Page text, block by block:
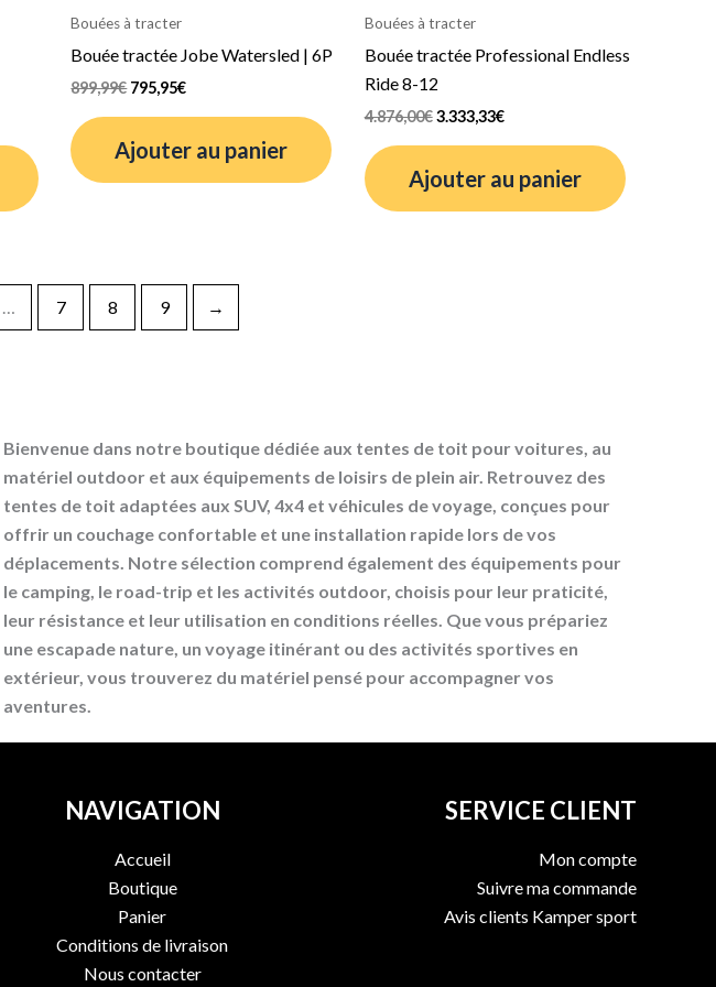
Bouées à tracter
Bouée tractée Jobe Watersled | 6P
899,99€
899,99€.
795,95€
Ajouter au panier
Bouées à tracter
Bouée tractée Professional Endless
Ride 8-12
4.876,00€
4.876,00€.
3.333,33€
Ajouter au panier
… 7 8 9 →
Bienvenue dans notre boutique dédiée aux tentes de toit pour voitures, au
matériel outdoor et aux équipements de loisirs de plein air. Retrouvez des
tentes de toit adaptées aux SUV, 4x4 et véhicules de voyage, conçues pour
offrir un couchage confortable et une installation rapide lors de vos
déplacements. Notre sélection comprend également des équipements pour
le camping, le road-trip et les activités outdoor, choisis pour leur praticité,
leur résistance et leur utilisation en conditions réelles. Que vous prépariez
une escapade nature, un voyage itinérant ou des activités sportives en
extérieur, vous trouverez du matériel pensé pour accompagner vos
aventures.
NAVIGATION
Accueil
Boutique
Panier
Conditions de livraison
Nous contacter
SERVICE CLIENT
Mon compte
Suivre ma commande
Avis clients Kamper sport